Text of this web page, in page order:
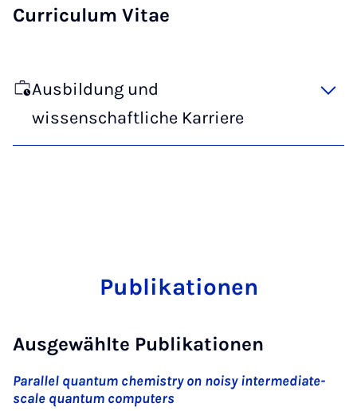
Curriculum Vitae
Ausbildung und
wissenschaftliche Karriere
Publikationen
Ausgewählte Publikationen
Parallel quantum chemistry on noisy intermediate-
scale quantum computers